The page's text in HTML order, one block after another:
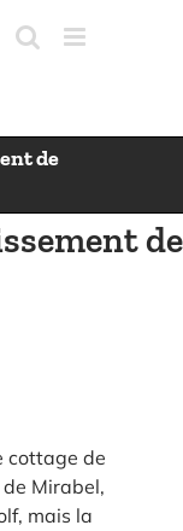
de
de
cottage de
Mirabel,
mais la